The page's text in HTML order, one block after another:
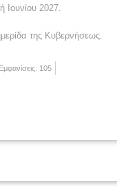
Ιουνίου 2027.
της Κυβερνήσεως.
Εμφανίσεις: 105